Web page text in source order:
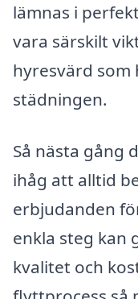
lämnas i
vara särskilt
hyresvärd som
städningen.
Så nästa gång
ihåg att alltid
erbjudanden
enkla steg kan
kvalitet och